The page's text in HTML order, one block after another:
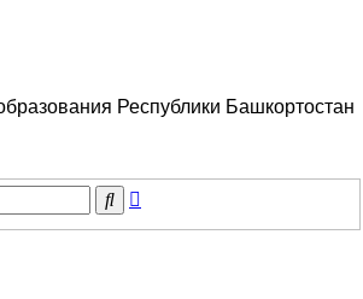
Республики Башкортостан
Поиск